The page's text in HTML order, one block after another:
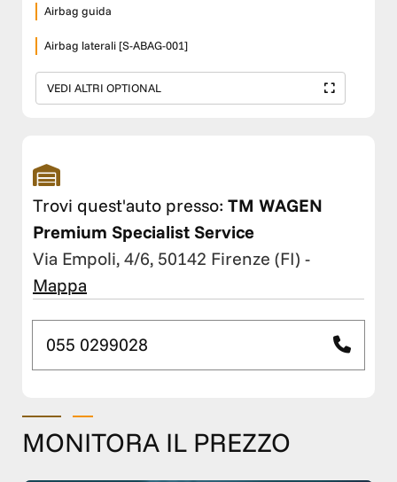
Airbag guida
Airbag laterali [S-ABAG-001]
VEDI ALTRI OPTIONAL
Trovi quest'auto presso: TM WAGEN
Premium Specialist Service
Via Empoli, 4/6, 50142 Firenze (FI) -
Mappa
055 0299028
MONITORA IL PREZZO